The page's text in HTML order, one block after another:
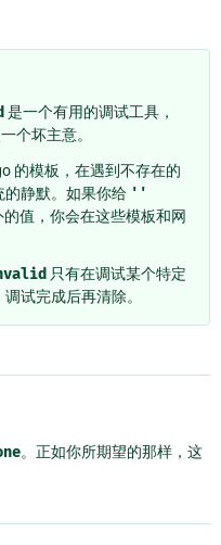
是一个有用的调试工具，
个坏主意。
的模板，在遇到不存在的
的静默。如果你给 ''
的值，你会在这些模板和网
只有在调试某个特定
试完成后再清除。
。正如你所期望的那样，这